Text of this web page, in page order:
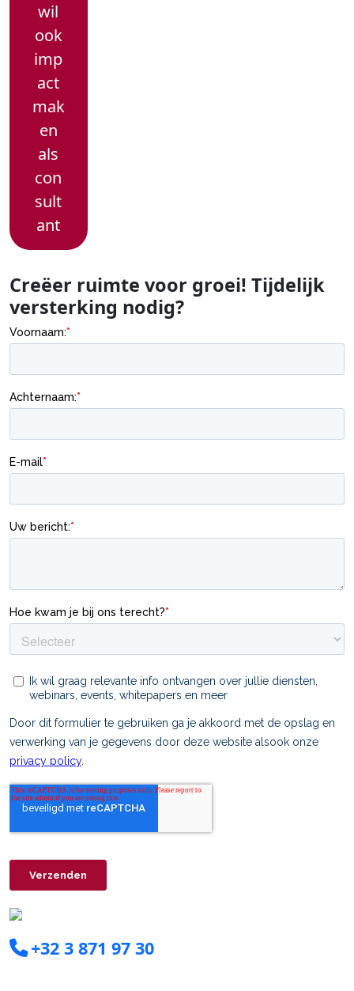
wil
ook
imp
act
mak
en
als
con
sult
ant
Creëer ruimte voor groei! Tijdelijk
versterking nodig?
+32 3 871 97 30